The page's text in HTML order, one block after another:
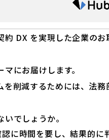
DX を実現した企業のお
にお届けします。
削減するためには、法務
でしょうか。
に時間を要し、結果的に